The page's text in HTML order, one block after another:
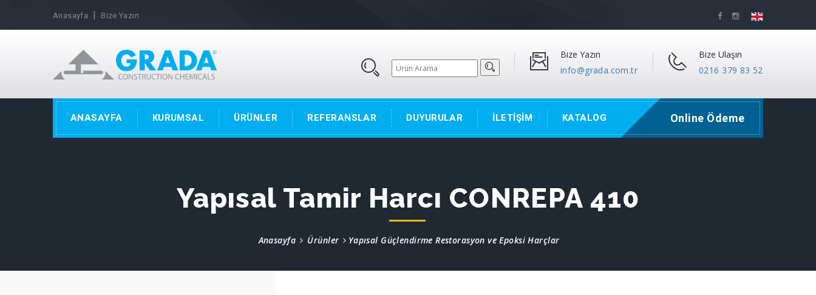
Anasayfa | Bize Yazın
Bize Yazın
info@grada.com.tr
Bize Ulaşın
0216 379 83 52
ANASAYFA KURUMSAL ÜRÜNLER REFERANSLAR DUYURULAR İLETİŞİM KATALOG Online Ödeme
Yapısal Tamir Harcı CONREPA 410
Anasayfa Ürünler Yapısal Güçlendirme Restorasyon ve Epoksi Harçlar